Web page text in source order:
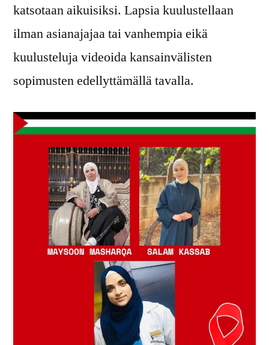
katsotaan aikuisiksi. Lapsia kuulustellaan
ilman asianajajaa tai vanhempia eikä
kuulusteluja videoida kansainvälisten
sopimusten edellyttämällä tavalla.